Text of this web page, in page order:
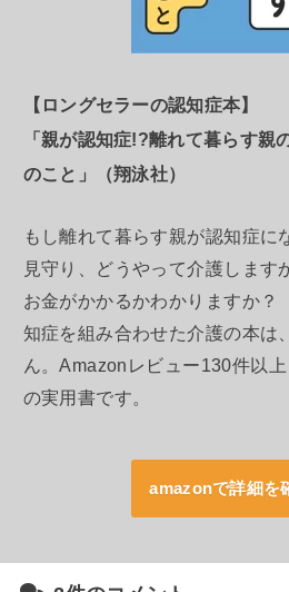
【ロングセラーの認知症本】
「親が認知症!?離れて暮らす親
のこと」（翔泳社）
もし離れて暮らす親が認知症に
見守り、どうやって介護しま
お金がかかるかわかりますか
知症を組み合わせた介護の本は
ん。Amazonレビュー130件以
の実用書です。
amazonで詳細を